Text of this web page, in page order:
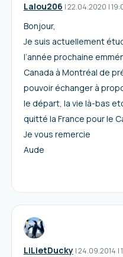
Lalou206 I22.04.2020 |
Bonjour,
Je suis actuellement
l’année prochaine
Canada à Montréal de
pouvoir échanger à
le départ, la vie là-bas
quitté la France pour le
Je vous remercie
Aude
LiLietDucky I24.09.2014 |